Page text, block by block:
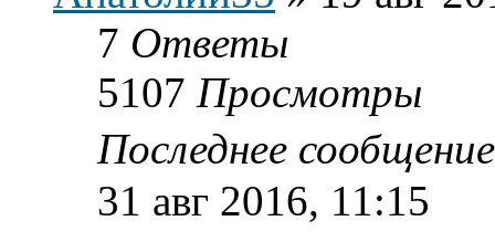
7 Ответы
5107 Просмотры
Последнее
31 авг 2016, 11:15